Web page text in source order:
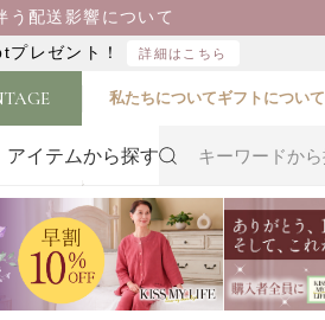
う配送影響について
レゼント！
詳細はこちら
私たちについてギフトについて
アイテムから探す